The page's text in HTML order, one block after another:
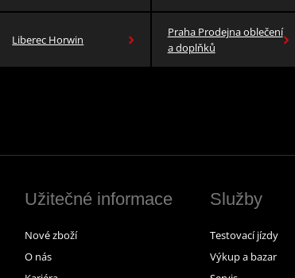
Liberec Horwin
Praha Prodejna oblečení
a doplňků
Užitečné informace
Nové zboží
O nás
Služby
Testovací jízdy
Výkup a bazar